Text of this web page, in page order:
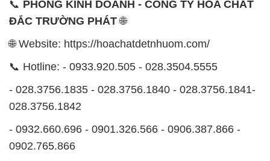
- 028.3756.1835 - 028.3756.1840 - 028.3756.1841-
0902.765.866
📧 Email: hoachat@dactruongphat.vn
ĐỊA CHỈ
1229C Quốc lộ 1A, Phường Bình Trị Đông B,